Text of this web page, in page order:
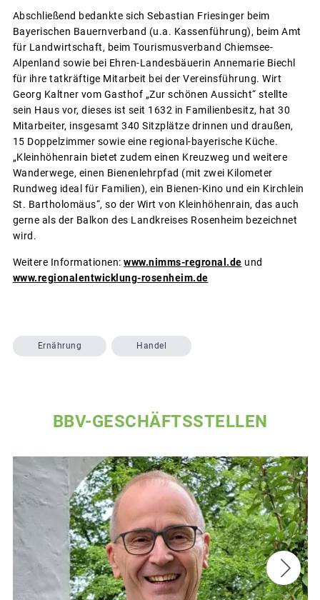
Abschließend bedankte sich Sebastian Friesinger beim
Bayerischen Bauernverband (u.a. Kassenführung), beim Amt
für Landwirtschaft, beim Tourismusverband Chiemsee-
Alpenland sowie bei Ehren-Landesbäuerin Annemarie Biechl
für ihre tatkräftige Mitarbeit bei der Vereinsführung. Wirt
Georg Kaltner vom Gasthof „Zur schönen Aussicht“ stellte
sein Haus vor, dieses ist seit 1632 in Familienbesitz, hat 30
Mitarbeiter, insgesamt 340 Sitzplätze drinnen und draußen,
15 Doppelzimmer sowie eine regional-bayerische Küche.
„Kleinhöhenrain bietet zudem einen Kreuzweg und weitere
Wanderwege, einen Bienenlehrpfad (mit zwei Kilometer
Rundweg ideal für Familien), ein Bienen-Kino und ein Kirchlein
St. Bartholomäus“, so der Wirt von Kleinhöhenrain, das auch
gerne als der Balkon des Landkreises Rosenheim bezeichnet
wird.
Weitere Informationen: www.nimms-regronal.de und
www.regionalentwicklung-rosenheim.de
Ernährung Handel
BBV-GESCHÄFTSSTELLEN